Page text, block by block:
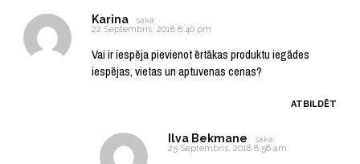
Karina
saka:
22 Septembris, 2018 8:40 pm
Vai ir iespēja pievienot ērtākas produktu iegādes
iespējas, vietas un aptuvenas cenas?
ATBILDĒT
Ilva Bekmane
saka:
25 Septembris, 2018 8:56 am